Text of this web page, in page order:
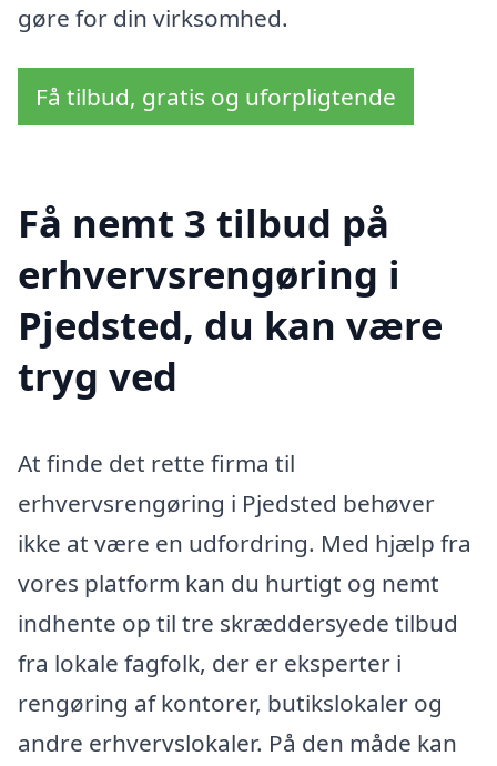
gøre for din virksomhed.
Få tilbud, gratis og uforpligtende
Få nemt 3 tilbud på
erhvervsrengøring i
Pjedsted, du kan være
tryg ved
At finde det rette firma til
erhvervsrengøring i Pjedsted behøver
ikke at være en udfordring. Med hjælp fra
vores platform kan du hurtigt og nemt
indhente op til tre skræddersyede tilbud
fra lokale fagfolk, der er eksperter i
rengøring af kontorer, butikslokaler og
andre erhvervslokaler. På den måde kan